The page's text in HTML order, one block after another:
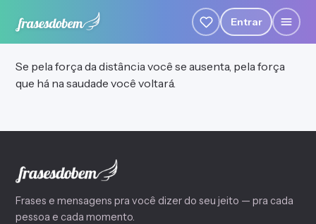
Entrar
Se pela força da distância você se ausenta, pela força
que há na saudade você voltará.
Frases e mensagens pra você dizer do seu jeito — pra cada
pessoa e cada momento.